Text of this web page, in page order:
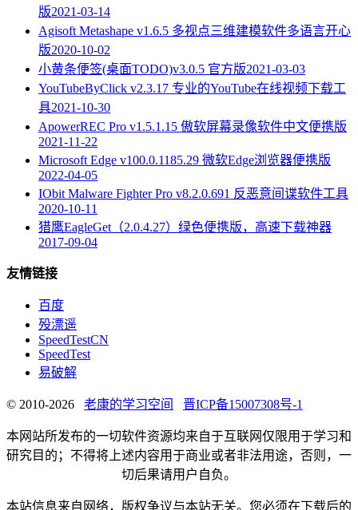
版2021-03-14
Agisoft Metashape v1.6.5 多视点三维建模软件多语言开心
版2020-10-02
小黄条便签(桌面TODO)v3.0.5 官方版2021-03-03
YouTubeByClick v2.3.17 专业的YouTube在线视频下载工
具2021-10-30
ApowerREC Pro v1.5.1.15 傲软屏幕录像软件中文便携版
2021-11-22
Microsoft Edge v100.0.1185.29 微软Edge浏览器便携版
2022-04-05
IObit Malware Fighter Pro v8.2.0.691 反恶意间谍软件工具
2020-10-11
猎鹰EagleGet（2.0.4.27）绿色便携版，高速下载神器
2017-09-04
友情链接
百度
殁漂遥
SpeedTestCN
SpeedTest
易破解
© 2010-2026 老康的学习空间 晋ICP备15007308号-1
本网站所发布的一切软件资源均来自于互联网仅限用于学习和
研究目的；不得将上述内容用于商业或者非法用途，否则，一
切后果请用户自负。
本站信息来自网络，版权争议与本站无关。您必须在下载后的